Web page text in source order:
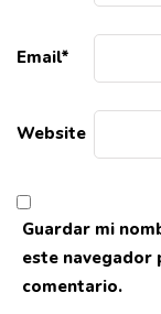
Email*
Website
Guardar mi
este navegador
comentario.